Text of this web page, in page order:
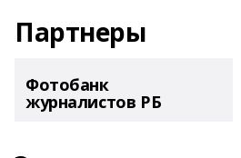
Партнеры
Фотобанк
журналистов РБ